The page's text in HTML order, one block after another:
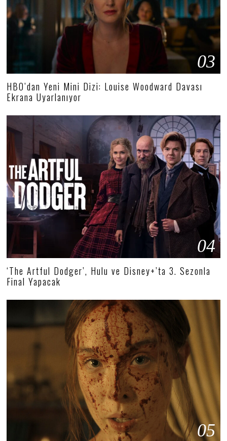
03
HBO’dan Yeni Mini Dizi: Louise Woodward Davası
Ekrana Uyarlanıyor
04
‘The Artful Dodger’, Hulu ve Disney+’ta 3. Sezonla
Final Yapacak
05